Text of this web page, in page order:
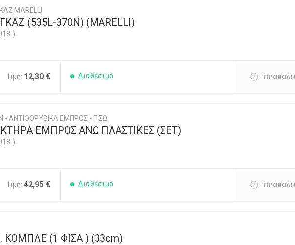
MARELLI
(535L-370N) (MARELLI)
)
Τιμή: 12,30 € Διαθέσιμο ΠΡΟΒΟΛΗ
ΑΝΤΙΘΟΡΥΒΙΚΑ ΕΜΠΡΟΣ - ΠΙΣΩ
ΕΜΠΡΟΣ ΑΝΩ ΠΛΑΣΤΙΚΕΣ (ΣΕΤ)
)
Τιμή: 42,95 € Διαθέσιμο ΠΡΟΒΟΛΗ
ΚΟΜΠΛΕ (1 ΦΙΣΑ ) (33cm)